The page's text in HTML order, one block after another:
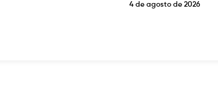
4 de agosto de 2026